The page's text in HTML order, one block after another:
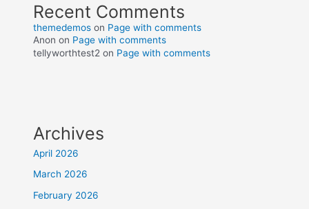
Recent Comments
themedemos on Page with comments
Anon on Page with comments
tellyworthtest2 on Page with comments
Archives
April 2026
March 2026
February 2026